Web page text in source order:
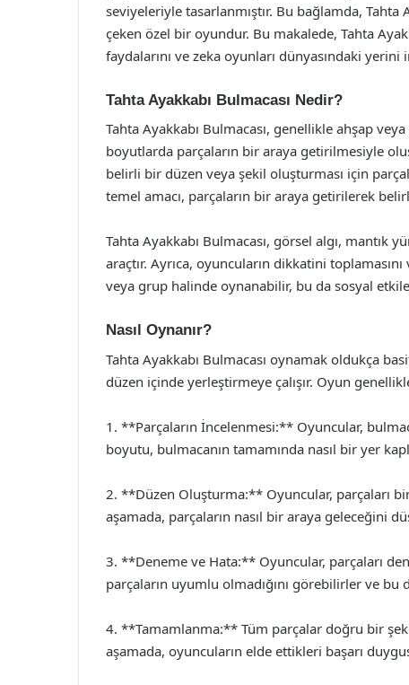
seviyeleriyle tasarlanmıştır. Bu bağlamda, Tahta
çeken özel bir oyundur. Bu makalede, Tahta
faydalarını ve zeka oyunları dünyasındaki yerini
Tahta Ayakkabı Bulmacası Nedir?
Tahta Ayakkabı Bulmacası, genellikle ahşap
boyutlarda parçaların bir araya getirilmesiyle
belirli bir düzen veya şekil oluşturması için
temel amacı, parçaların bir araya getirilerek
Tahta Ayakkabı Bulmacası, görsel algı,
araçtır. Ayrıca, oyuncuların dikkatini
veya grup halinde oynanabilir, bu da sosyal
Nasıl Oynanır?
Tahta Ayakkabı Bulmacası oynamak oldukça
düzen içinde yerleştirmeye çalışır. Oyun
1. **Parçaların İncelenmesi:** Oyuncular,
boyutu, bulmacanın tamamında nasıl bir yer
2. **Düzen Oluşturma:** Oyuncular, parçaları
aşamada, parçaların nasıl bir araya geleceğini
3. **Deneme ve Hata:** Oyuncular, parçaları
parçaların uyumlu olmadığını görebilirler ve
4. **Tamamlanma:** Tüm parçalar doğru bir
aşamada, oyuncuların elde ettikleri başarı